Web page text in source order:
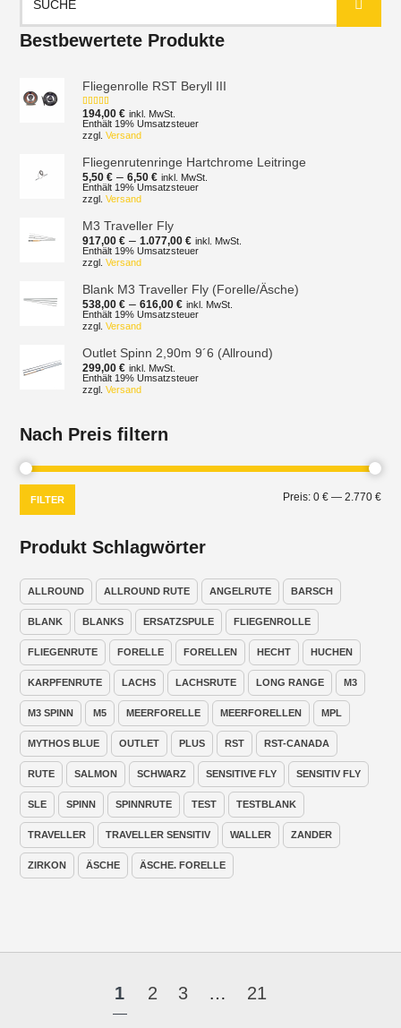
nach:
Bestbewertete Produkte
Fliegenrolle RST Beryll III
Bewertet mit
5.00von 5
194,00€ inkl. MwSt.
Enthält 19% Umsatzsteuer
zzgl.Versand
Fliegenrutenringe Hartchrome Leitringe
5,50€ –6,50€Preisspanne:
5,50 €
inkl. MwSt.
Enthält 19% Umsatzsteuer
zzgl.Versand
M3 Traveller Fly
917,00€ –1.077,00€Preisspanne:
917,00 €
inkl. MwSt.
Enthält 19% Umsatzsteuer
zzgl.Versand
Blank M3 Traveller Fly (Forelle/Äsche)
538,00€ –616,00€Preisspanne:
538,00 €
inkl. MwSt.
Enthält 19% Umsatzsteuer
zzgl.Versand
Outlet Spinn 2,90m 9´6 (Allround)
299,00€ inkl. MwSt.
Enthält 19% Umsatzsteuer
zzgl.Versand
Nach Preis filtern
Min.
FILTER Preis: 0 €— 2.770 €
Produkt Schlagwörter
ALLROUND ALLROUND RUTE ANGELRUTE BARSCH
BLANK BLANKS ERSATZSPULE FLIEGENROLLE
FLIEGENRUTE FORELLE FORELLEN HECHT HUCHEN
KARPFENRUTE LACHS LACHSRUTE LONG RANGE M3
M3 SPINN M5 MEERFORELLE MEERFORELLEN MPL
MYTHOS BLUE OUTLET PLUS RST RST-CANADA
RUTE SALMON SCHWARZ SENSITIVE FLY SENSITIV FLY
SLE SPINN SPINNRUTE TEST TESTBLANK
TRAVELLER TRAVELLER SENSITIV WALLER ZANDER
ZIRKON ÄSCHE ÄSCHE. FORELLE
1 2 3 … 21